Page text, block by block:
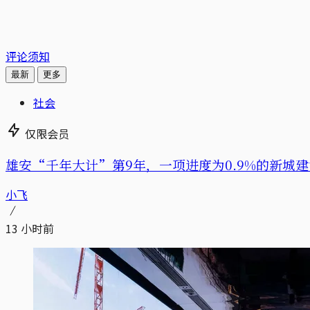
评论须知
最新 更多
社会
仅限会员
雄安“千年大计”第9年，一项进度为0.9%的新城
小飞
13 小时前